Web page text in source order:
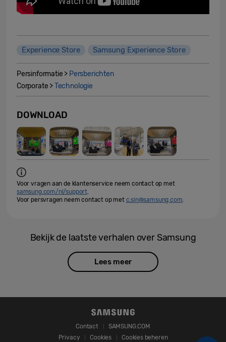
Experience Store Samsung Experience Store
Persinformatie > Persberichten
Corporate >Technologie
DOWNLOAD
Voor vragen aan de klantenservice neem contact op met
samsung.com/nl/support.
Voor persvragen neem contact op met c.sin@samsung.com.
Bekijk de laatste verhalen over Samsung
Lees meer
Contact
SAMSUNG.COM
Privacy
Cookies Cookies beheren